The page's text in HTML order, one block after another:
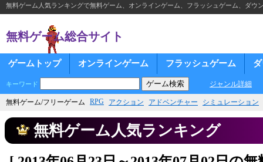
無料ゲーム人気ランキングで無料ゲーム、オンラインゲーム、フラッシュゲーム、ダウ
無料ゲーム総合サイト
ゲームトップ オンラインゲーム フラッシュゲーム
キーワード ジャンル詳細
無料ゲーム/フリーゲーム RPG アクション アドベンチャー シミュレーション
無料ゲーム人気ランキング